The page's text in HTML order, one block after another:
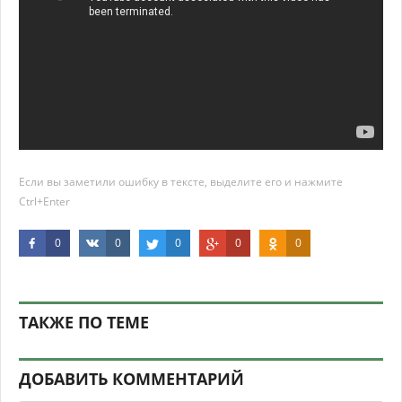
Если вы заметили ошибку в тексте, выделите его и нажмите
Ctrl+Enter
0 0 0 0 0
ТАКЖЕ ПО ТЕМЕ
ДОБАВИТЬ КОММЕНТАРИЙ